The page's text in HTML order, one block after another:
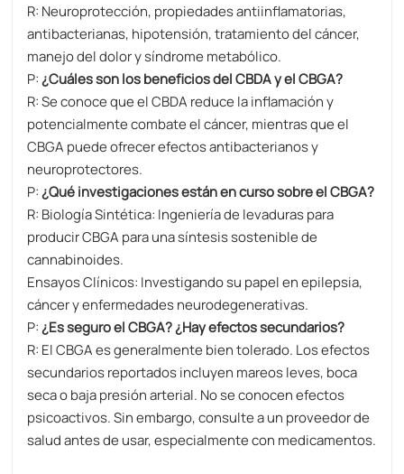
R: Neuroprotección, propiedades antiinflamatorias,
antibacterianas, hipotensión, tratamiento del cáncer,
manejo del dolor y síndrome metabólico.
P:¿Cuáles son los beneficios del CBDA y el CBGA?
R: Se conoce que el CBDA reduce la inflamación y
potencialmente combate el cáncer, mientras que el
CBGA puede ofrecer efectos antibacterianos y
neuroprotectores.
P:¿Qué investigaciones están en curso sobre el CBGA?
R: Biología Sintética: Ingeniería de levaduras para
producir CBGA para una síntesis sostenible de
cannabinoides.
Ensayos Clínicos: Investigando su papel en epilepsia,
cáncer y enfermedades neurodegenerativas.
P:¿Es seguro el CBGA? ¿Hay efectos secundarios?
R: El CBGA es generalmente bien tolerado. Los efectos
secundarios reportados incluyen mareos leves, boca
seca o baja presión arterial. No se conocen efectos
psicoactivos. Sin embargo, consulte a un proveedor de
salud antes de usar, especialmente con medicamentos.